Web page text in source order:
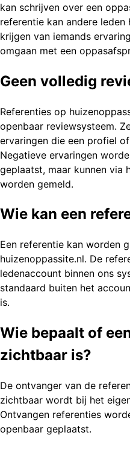
kan schrijven over een
referentie kan andere
krijgen van iemands
omgaan met een
Geen volledig
Referenties op
openbaar reviewsysteem.
ervaringen die een profiel
Negatieve ervaringen
geplaatst, maar kunnen via
worden gemeld.
Wie kan een
Een referentie kan worden
huizenoppassite.nl. De
ledenaccount binnen ons
standaard buiten het
is.
Wie bepaalt of
zichtbaar is?
De ontvanger van de
zichtbaar wordt bij het
Ontvangen referenties
openbaar geplaatst.